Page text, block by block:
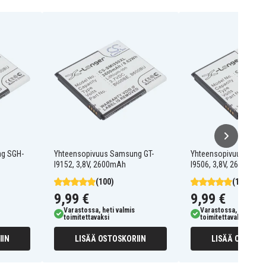
SGH-
Yhteensopivuus Samsung GT-
I9152, 3,8V, 2600mAh
(100)
9,99 €
Varastossa, heti valmis
toimitettavaksi
LISÄÄ OSTOSKORIIN
Yhteensopivuus
I9506, 3,8V, 2600mAh
(100)
9,99 €
Varastossa, heti
toimitettavaksi
LISÄÄ